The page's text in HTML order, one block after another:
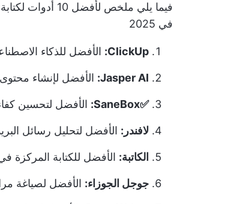
فيما يلي ملخص
في 2025
ClickUp: الأفضل للذكاء
Jasper AI: الأفضل لإنشاء
✅SaneBox: الأفضل لتحسين
لافندر: الأفضل لتحليل رسائل
الكاتبة: الأفضل للكتابة المركزة
جوجل الجوزاء: الأفضل لصياغة